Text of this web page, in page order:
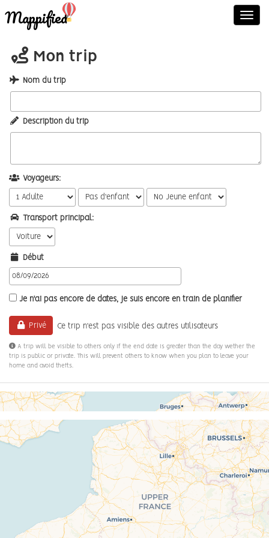
Mappified
Mon trip
Nom du trip
Description du trip
Voyageurs:
Transport principal:
Début
Je n'ai pas encore de dates, je suis encore en train de planifier
Privé Ce trip n'est pas visible des autres utilisateurs
A trip will be visible to others only if the end date is greater than the day wether the
trip is public or private. This will prevent others to know when you plan to leave your
home and avoid thefts.